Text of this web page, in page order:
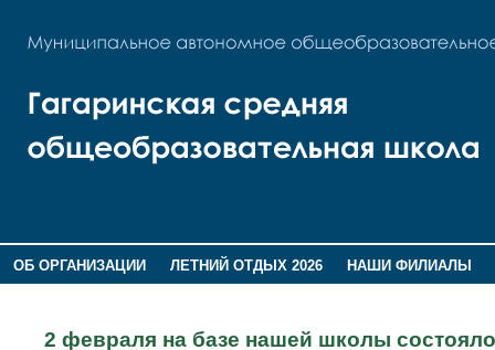
ОБ ОРГАНИЗАЦИИ ЛЕТНИЙ ОТДЫХ 2026
НАШИ ФИЛИАЛЫ
2 февраля на базе нашей школы